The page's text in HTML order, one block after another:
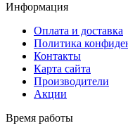
Информация
Оплата и доставка
Политика
Контакты
Карта сайта
Производители
Акции
Время работы